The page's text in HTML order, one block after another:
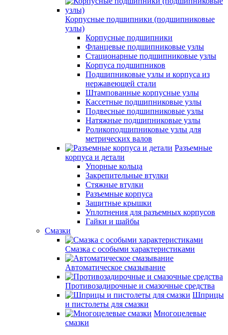
Корпусные подшипники (подшипниковые
узлы)
Корпусные подшипники
Фланцевые подшипниковые узлы
Стационарные подшипниковые узлы
Корпуса подшипников
Подшипниковые узлы и корпуса из
нержавеющей стали
Штампованные корпусные узлы
Кассетные подшипниковые узлы
Подвесные подшипниковые узлы
Натяжные подшипниковые узлы
Роликоподшипниковые узлы для
метрических валов
Разъемные
корпуса и детали
Упорные кольца
Закрепительные втулки
Стяжные втулки
Разъемные корпуса
Защитные крышки
Уплотнения для разъемных корпусов
Гайки и шайбы
Смазки
Смазка с особыми характеристиками
Автоматическое смазывание
Противозадирочные и смазочные средства
Шприцы
и пистолеты для смазки
Многоцелевые
смазки